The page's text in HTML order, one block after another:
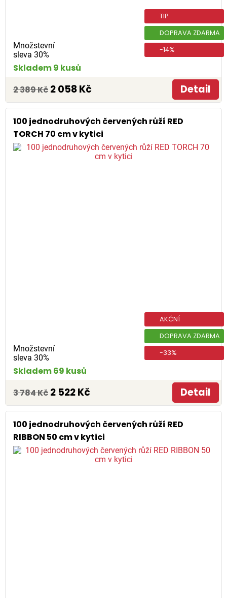
Množstevní
sleva 30%
TIP
DOPRAVA ZDARMA
-14%
Skladem 9 kusů
2 389 Kč 2 058 Kč Detail
100 jednodruhových červených růží RED
TORCH 70 cm v kytici
Množstevní
sleva 30%
AKČNÍ
DOPRAVA ZDARMA
-33%
Skladem 69 kusů
3 784 Kč 2 522 Kč Detail
100 jednodruhových červených růží RED
RIBBON 50 cm v kytici